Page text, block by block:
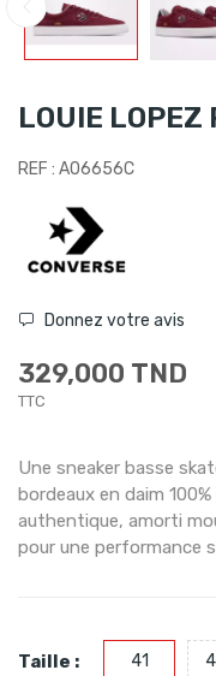
LOUIE LOPEZ
REF : A06656C
Donnez votre avis
329,000 TND
TTC
Une sneaker basse
bordeaux en daim
authentique, amorti
pour une performance
Taille : 41